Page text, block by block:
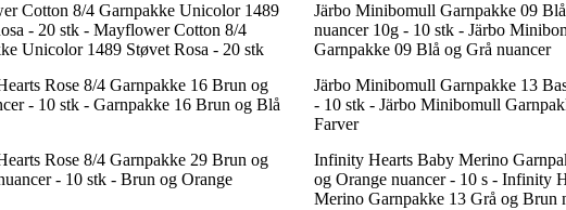
Cotton 8/4 Garnpakke Unicolor 1489
- 20 stk - Mayflower Cotton 8/4
Unicolor 1489 Støvet Rosa - 20 stk
Järbo Minibomull Garnpakke 09
nuancer 10g - 10 stk - Järbo
Garnpakke 09 Blå og Grå nuancer
Rose 8/4 Garnpakke 16 Brun og
- 10 stk - Garnpakke 16 Brun og Blå
Järbo Minibomull Garnpakke 13
- 10 stk - Järbo Minibomull
Farver
Rose 8/4 Garnpakke 29 Brun og
- 10 stk - Brun og Orange
Infinity Hearts Baby Merino
og Orange nuancer - 10 s - Infinity
Merino Garnpakke 13 Grå og Brun